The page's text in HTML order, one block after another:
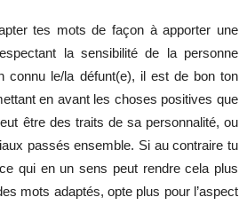
tes mots de façon à apporter une
la sensibilité de la personne
connu le/la défunt(e), il est de bon ton
en avant les choses positives que
être des traits de sa personnalité, ou
passés ensemble. Si au contraire tu
qui en un sens peut rendre cela plus
mots adaptés, opte plus pour l’aspect